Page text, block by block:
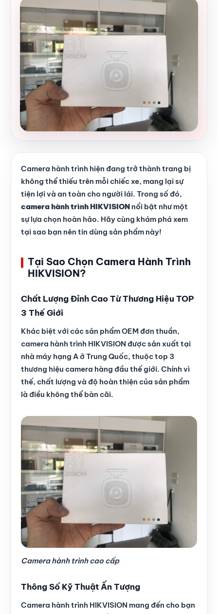
Camera hành trình hiện đang trở thành trang bị
không thể thiếu trên mỗi chiếc xe, mang lại sự
tiện lợi và an toàn cho người lái. Trong số đó,
camera hành trình HIKVISION nổi bật như một
sự lựa chọn hoàn hảo. Hãy cùng khám phá xem
tại sao bạn nên tin dùng sản phẩm này!
Tại Sao Chọn Camera Hành Trình
HIKVISION?
Chất Lượng Đỉnh Cao Từ Thương Hiệu TOP
3 Thế Giới
Khác biệt với các sản phẩm OEM đơn thuần,
camera hành trình HIKVISION được sản xuất tại
nhà máy hạng A ở Trung Quốc, thuộc top 3
thương hiệu camera hàng đầu thế giới. Chính vì
thế, chất lượng và độ hoàn thiện của sản phẩm
là điều không thể bàn cãi.
Camera hành trình cao cấp
Thông Số Kỹ Thuật Ấn Tượng
Camera hành trình HIKVISION mang đến cho bạn